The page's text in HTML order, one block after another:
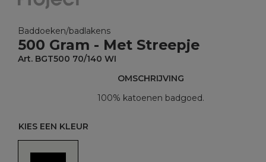
Baddoeken/badlakens
500 Gram - Met Streepje
Art. BGT500 70/140 WI
OMSCHRIJVING
100% katoenen badgoed.
KIES EEN KLEUR